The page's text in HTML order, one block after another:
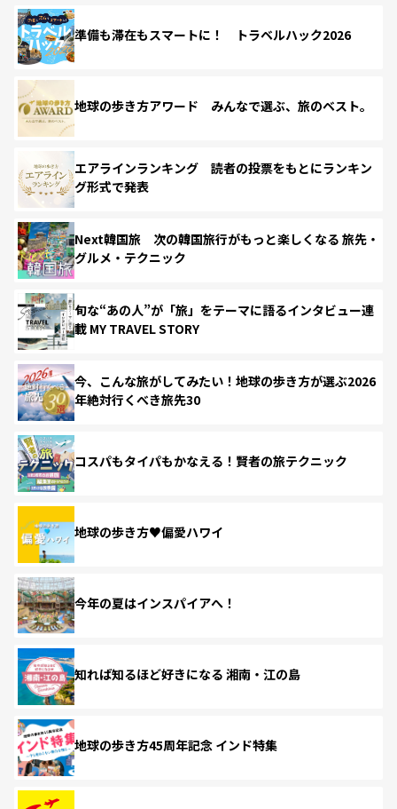
準備も滞在もスマートに！ トラベルハック2026
地球の歩き方アワード みんなで選ぶ、旅のベスト。
エアラインランキング 読者の投票をもとにランキン
グ形式で発表
Next韓国旅 次の韓国旅行がもっと楽しくなる 旅先・
グルメ・テクニック
旬な“あの人”が「旅」をテーマに語るインタビュー連
載 MY TRAVEL STORY
今、こんな旅がしてみたい！地球の歩き方が選ぶ2026
年絶対行くべき旅先30
コスパもタイパもかなえる！賢者の旅テクニック
地球の歩き方♥偏愛ハワイ
今年の夏はインスパイアへ！
知れば知るほど好きになる 湘南・江の島
地球の歩き方45周年記念 インド特集